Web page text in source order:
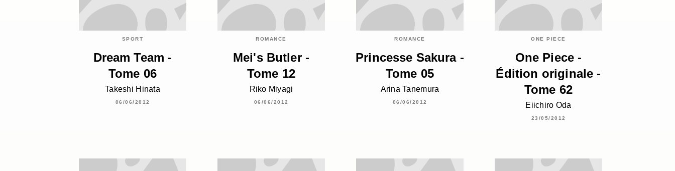
SPORT
Dream Team -
Tome 06
Takeshi Hinata
06/06/2012
ROMANCE
Mei's Butler -
Tome 12
Riko Miyagi
06/06/2012
ROMANCE
Princesse Sakura -
Tome 05
Arina Tanemura
06/06/2012
ONE PIECE
One Piece -
Édition originale -
Tome 62
Eiichiro Oda
23/05/2012